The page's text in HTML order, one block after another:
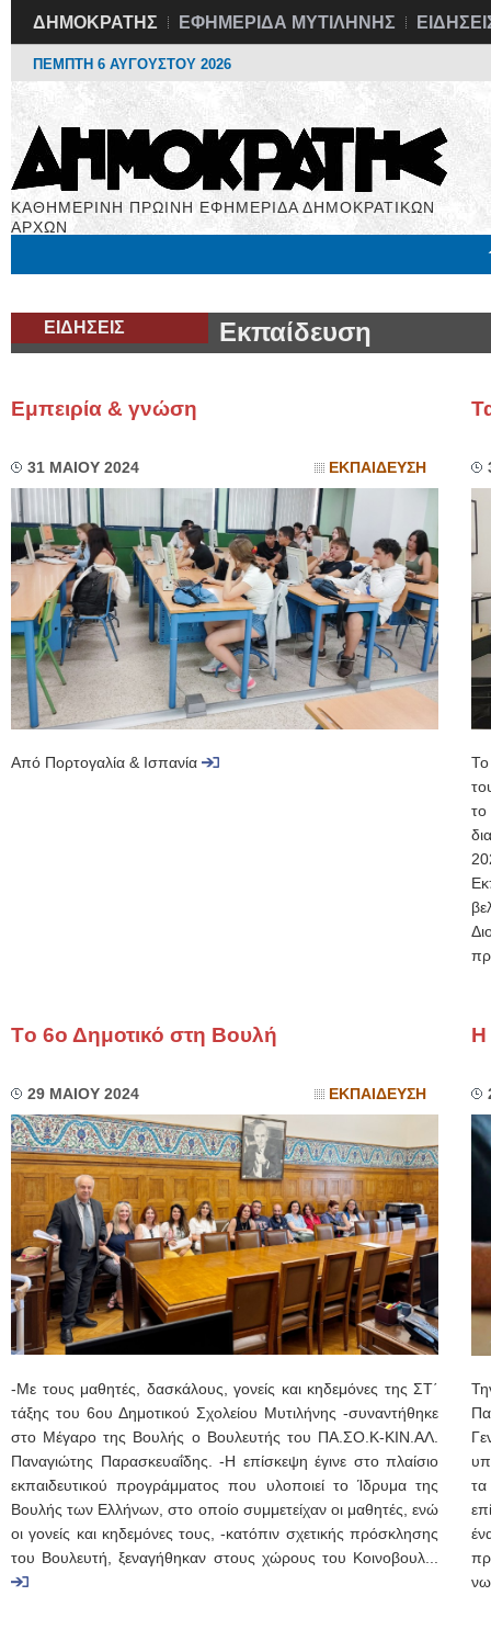
ΔΗΜΟΚΡΑΤΗΣ ΕΦΗΜΕΡΙΔΑ ΜΥΤΙΛΗΝΗΣ
ΠΕΜΠΤΗ 6 ΑΥΓΟΥΣΤΟΥ 2026
ΚΑΘΗΜΕΡΙΝΗ ΠΡΩΙΝΗ ΕΦΗΜΕΡΙΔΑ ΔΗΜΟΚΡΑΤΙΚΩΝ
ΑΡΧΩΝ
ΕΙΔΗΣΕΙΣ Εκπαίδευση
Εμπειρία & γνώση
31 ΜΑΙΟΥ 2024 ΕΚΠΑΙΔΕΥΣΗ
Από Πορτογαλία & Ισπανία
Το
Τo 6ο Δημοτικό στη Βουλή
29 ΜΑΙΟΥ 2024 ΕΚΠΑΙΔΕΥΣΗ
-Με τους μαθητές, δασκάλους, γονείς και κηδεμόνες της ΣΤ΄
τάξης του 6ου Δημοτικού Σχολείου Μυτιλήνης -συναντήθηκε
στο Μέγαρο της Βουλής ο Βουλευτής του ΠΑ.ΣΟ.Κ-ΚΙΝ.ΑΛ.
Παναγιώτης Παρασκευαΐδης. -Η επίσκεψη έγινε στo πλαίσιo
εκπαιδευτικού προγράμματος που υλοποιεί το Ίδρυμα της
Βουλής των Ελλήνων, στο οποίο συμμετείχαν οι μαθητές, ενώ
οι γονείς και κηδεμόνες τους, -κατόπιν σχετικής πρόσκλησης
του Βουλευτή, ξεναγήθηκαν στους χώρους του Κοινοβουλ...
Η